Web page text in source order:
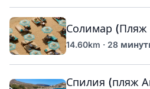
Солимар (Пляж
14.60km · 28
Спилия (пляж